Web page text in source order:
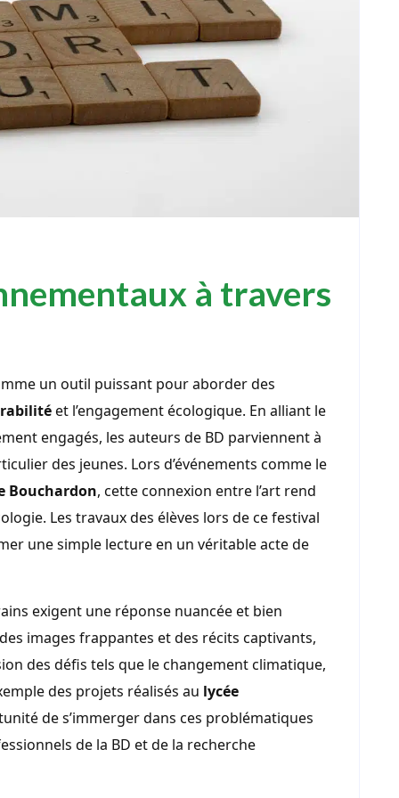
à travers
un outil puissant pour aborder des
et l’engagement écologique. En alliant le
engagés, les auteurs de BD parviennent à
des jeunes. Lors d’événements comme le
Bouchardon, cette connexion entre l’art rend
Les travaux des élèves lors de ce festival
une simple lecture en un véritable acte de
exigent une réponse nuancée et bien
images frappantes et des récits captivants,
des défis tels que le changement climatique,
des projets réalisés au lycée
de s’immerger dans ces problématiques
de la BD et de la recherche